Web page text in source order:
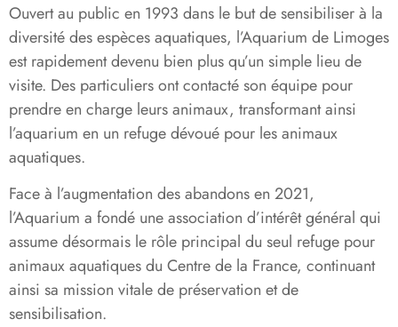
Ouvert au public en 1993 dans le but de sensibiliser à la
diversité des espèces aquatiques, l’Aquarium de Limoges
est rapidement devenu bien plus qu’un simple lieu de
visite. Des particuliers ont contacté son équipe pour
prendre en charge leurs animaux, transformant ainsi
l’aquarium en un refuge dévoué pour les animaux
aquatiques.
Face à l’augmentation des abandons en 2021,
l’Aquarium a fondé une association d’intérêt général qui
assume désormais le rôle principal du seul refuge pour
animaux aquatiques du Centre de la France, continuant
ainsi sa mission vitale de préservation et de
sensibilisation.